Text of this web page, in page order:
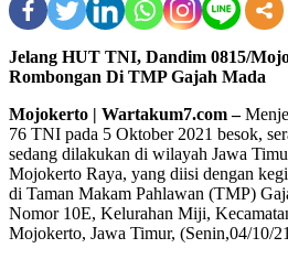
Jelang HUT TNI, Dandim 0815/
Rombongan Di TMP Gajah Mada
Mojokerto | Wartakum7.com –
76 TNI pada 5 Oktober 2021 besok,
sedang dilakukan di wilayah Jawa
Mojokerto Raya, yang diisi dengan
di Taman Makam Pahlawan (TMP)
Nomor 10E, Kelurahan Miji,
Mojokerto, Jawa Timur, (Senin,04/10/